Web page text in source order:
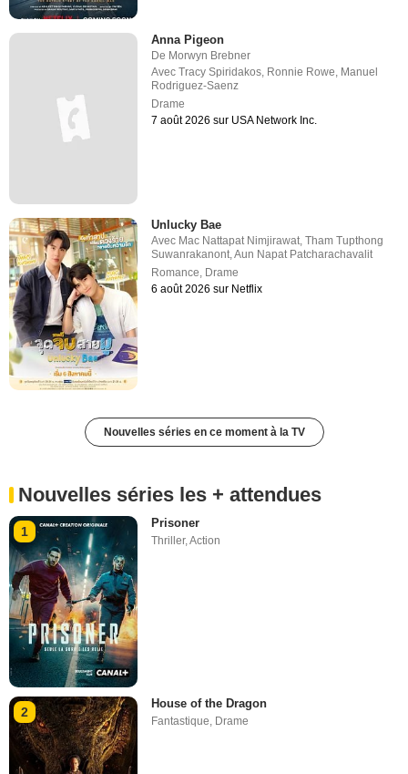
Anna Pigeon
De Morwyn Brebner
AvecTracy Spiridakos, Ronnie Rowe, Manuel
Rodriguez-Saenz
Drame
7 août 2026 sur USA Network Inc.
Unlucky Bae
Avec Mac Nattapat Nimjirawat,Tham Tupthong
Suwanrakanont,Aun Napat Patcharachavalit
Romance, Drame
6 août 2026 sur Netflix
Nouvelles séries en ce moment à la TV
Nouvelles séries les + attendues
1
Prisoner
Thriller,Action
2
House of the Dragon
Fantastique, Drame